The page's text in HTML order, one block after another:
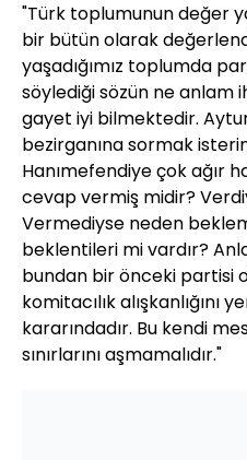
"Türk toplumunun değer
bir bütün olarak
yaşadığımız toplumda
söylediği sözün ne anlam
gayet iyi bilmektedir.
bezirganına sormak
Hanımefendiye çok ağır
cevap vermiş midir?
Vermediyse neden
beklentileri mi vardır?
bundan bir önceki partisi
komitacılık alışkanlığını
kararındadır. Bu kendi
sınırlarını aşmamalıdır."